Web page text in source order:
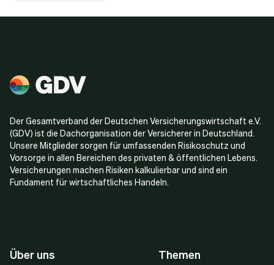
Der Gesamtverband der Deutschen Versicherungswirtschaft e.V.
(GDV) ist die Dachorganisation der Versicherer in Deutschland.
Unsere Mitglieder sorgen für umfassenden Risikoschutz und
Vorsorge in allen Bereichen des privaten & öffentlichen Lebens.
Versicherungen machen Risiken kalkulierbar und sind ein
Fundament für wirtschaftliches Handeln.
Über uns Themen